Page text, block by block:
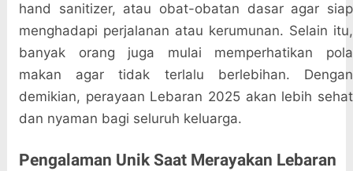
hand sanitizer, atau obat-obatan dasar agar siap
menghadapi perjalanan atau kerumunan. Selain itu,
banyak orang juga mulai memperhatikan pola
makan agar tidak terlalu berlebihan. Dengan
demikian, perayaan Lebaran 2025 akan lebih sehat
dan nyaman bagi seluruh keluarga.
Pengalaman Unik Saat Merayakan Lebaran